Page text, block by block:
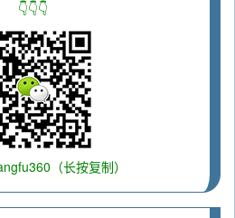
👇👇👇
（长按复制）